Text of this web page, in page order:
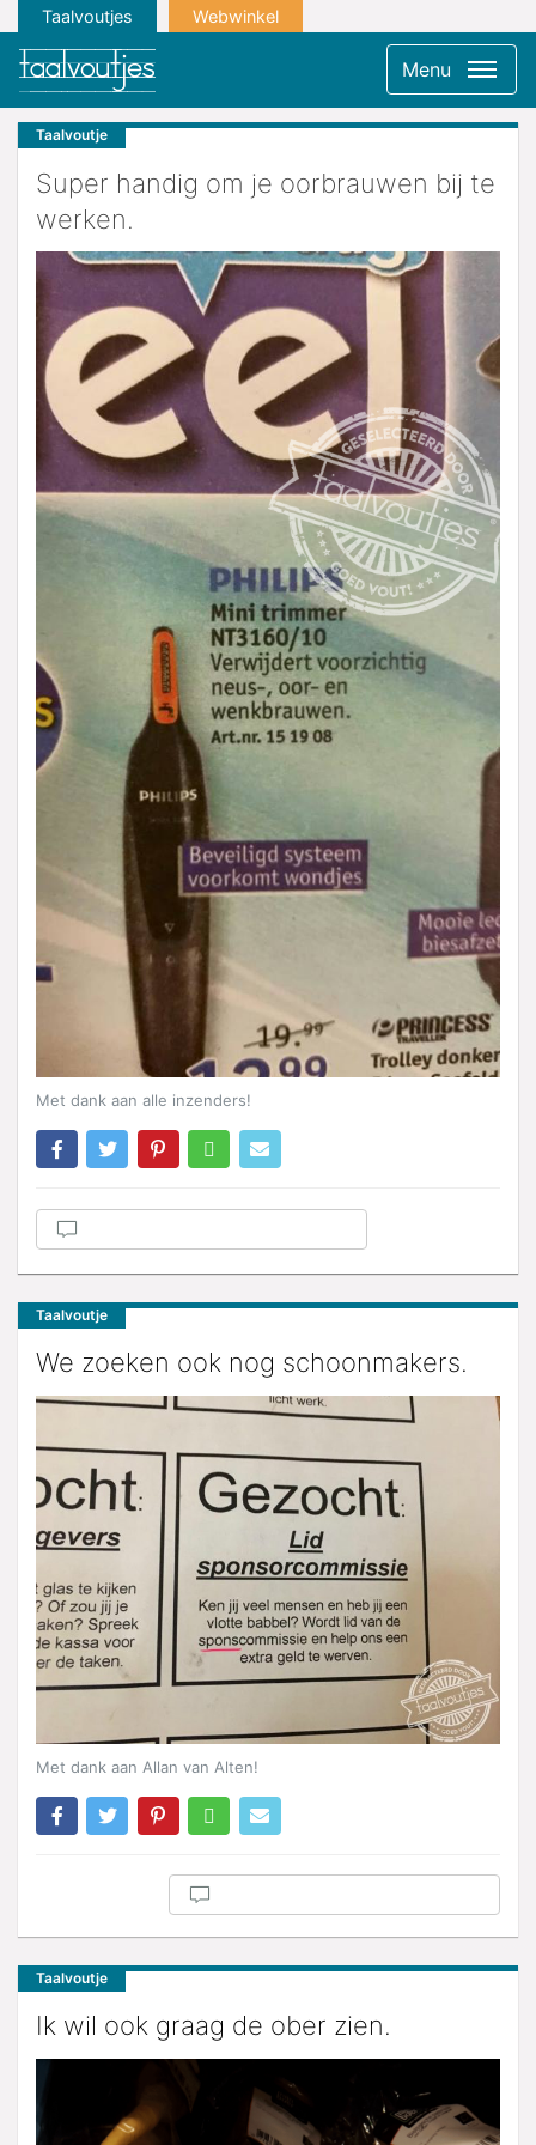
Taalvoutjes Webwinkel
Menu
Taalvoutje
Super handig om je oorbrauwen bij te
werken.
Met dank aan alle inzenders!
Taalvoutje
We zoeken ook nog schoonmakers.
Met dank aan Allan van Alten!
Taalvoutje
Ik wil ook graag de ober zien.